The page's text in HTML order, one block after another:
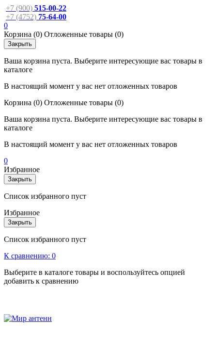
+7 (900) 515-00-22
+7 (4752) 75-64-00
0
Корзина (0) Отложенные товары (0)
Закрыть
Ваша корзина пуста. Выберите интересующие вас товары в
каталоге
В настоящий момент у вас нет отложенных товаров
Корзина (0) Отложенные товары (0)
Ваша корзина пуста. Выберите интересующие вас товары в
каталоге
В настоящий момент у вас нет отложенных товаров
0
Избранное
Закрыть
Список избранного пуст
Избранное
Закрыть
Список избранного пуст
К сравнению: 0
Выберите в каталоге товары и воспользуйтесь опцией
добавить к сравнению